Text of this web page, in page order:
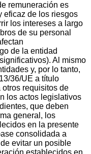
remuneración es
eficaz de los riesgos
los intereses a largo
de su personal
de la entidad
Al mismo
y, por lo tanto,
36/UE a título
otros requisitos de
los actos legislativos
que deben
general, los
en la presente
consolidada a
evitar un posible